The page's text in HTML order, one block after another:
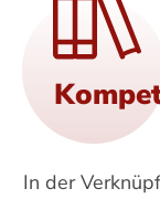
In der